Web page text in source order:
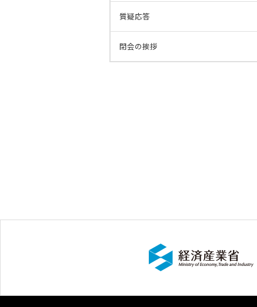
質疑応答
閉会の挨拶